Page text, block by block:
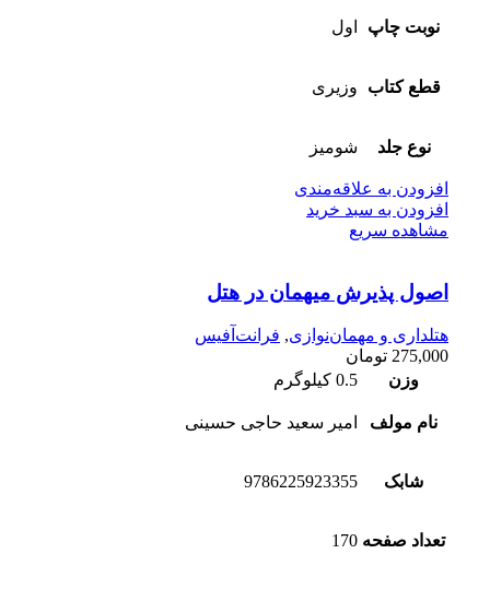
نوبت چاپ اول
قطع کتاب وزیری
نوع جلد شومیز
افزودن به علاقه‌مندی
افزودن به سبد خرید
مشاهده سریع
اصول پذیرش میهمان در هتل
هتلداری و مهمان‌نوازی, فرانت‌آفیس
275,000 تومان
وزن
0.5 کیلوگرم
نام مولف امیر سعید حاجی حسینی
شابک 9786225923355
تعداد صفحه 170